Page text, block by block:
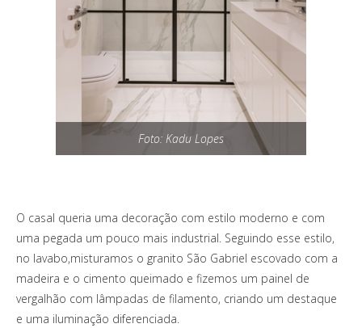
Foto: Kadu Lopes
O casal queria uma decoração com estilo moderno e com
uma pegada um pouco mais industrial. Seguindo esse estilo,
no lavabo,misturamos o granito São Gabriel escovado com a
madeira e o cimento queimado e fizemos um painel de
vergalhão com lâmpadas de filamento, criando um destaque
e uma iluminação diferenciada.